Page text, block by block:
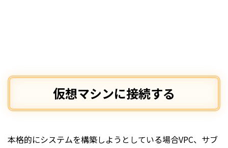
仮想マシンに接続する
本格的にシステムを構築しようとしている場合VPC、サブ